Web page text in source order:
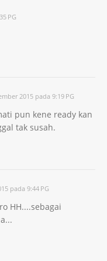
PG
2015 pada 9:19 PG
pun kene ready kan
tak susah.
pada 9:44 PG
HH....sebagai